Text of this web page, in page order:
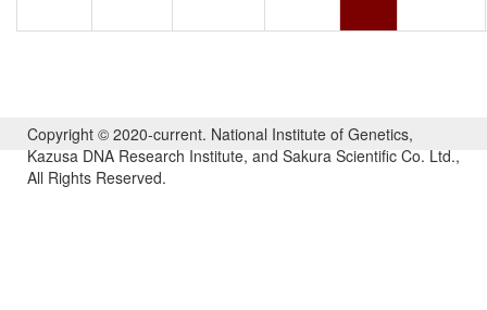
Copyright © 2020-current. National Institute of Genetics,
Kazusa DNA Research Institute, and Sakura Scientific Co. Ltd.,
All Rights Reserved.